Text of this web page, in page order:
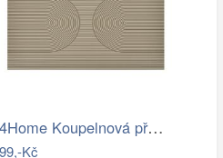
4Home Koupelnová předložka Infinity, 50…
99,-Kč